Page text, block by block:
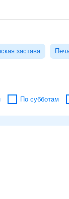
застава
По субботам